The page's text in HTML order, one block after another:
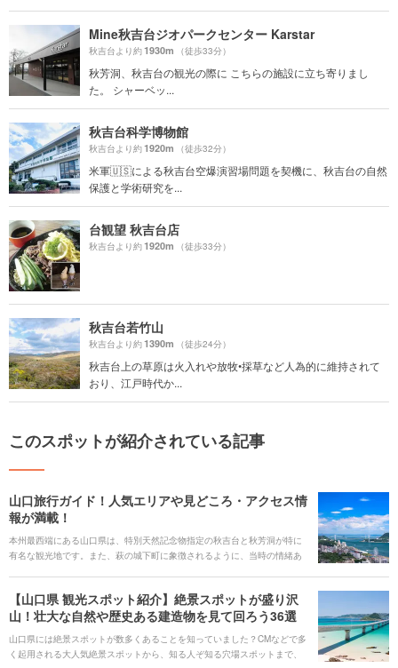
Mine秋吉台ジオパークセンター Karstar
秋吉台より約1930m （徒歩33分）
秋芳洞、秋吉台の観光の際に こちらの施設に立ち寄りまし
た。 シャーベッ...
秋吉台科学博物館
秋吉台より約1920m （徒歩32分）
米軍🇺🇸による秋吉台空爆演習場問題を契機に、秋吉台の自然
保護と学術研究を...
台観望 秋吉台店
秋吉台より約1920m （徒歩33分）
秋吉台若竹山
秋吉台より約1390m （徒歩24分）
秋吉台上の草原は火入れや放牧•採草など人為的に維持されて
おり、江戸時代か...
このスポットが紹介されている記事
山口旅行ガイド！人気エリアや見どころ・アクセス情
報が満載！
本州最西端にある山口県は、特別天然記念物指定の秋吉台と秋芳洞が特に
有名な観光地です。また、萩の城下町に象徴されるように、当時の情緒あ
新鮮です。山口といえば一度は味わいたい「フグ料理」や「天神鱧」を地
酒とともに堪能してみましょう。温泉好きなら名湯に浸かってリラック
【山口県 観光スポット紹介】絶景スポットが盛り沢
山！壮大な自然や歴史ある建造物を見て回ろう36選
山口県には絶景スポットが数多くあることを知っていました？CMなどで多
く起用される大人気絶景スポットから、知る人ぞ知る穴場スポットまで、